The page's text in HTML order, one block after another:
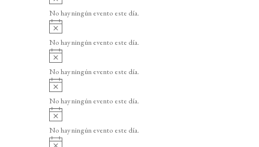
o
v
i
o
No hay ningún evento este día.
v
i
o
No hay ningún evento este día.
v
i
o
No hay ningún evento este día.
v
i
o
No hay ningún evento este día.
v
i
No hay ningún evento este día.
A